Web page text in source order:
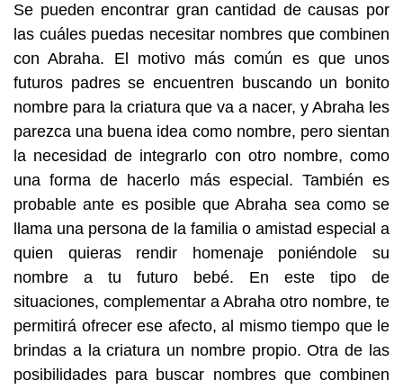
Se pueden encontrar gran cantidad de causas por
las cuáles puedas necesitar nombres que combinen
con Abraha. El motivo más común es que unos
futuros padres se encuentren buscando un bonito
nombre para la criatura que va a nacer, y Abraha les
parezca una buena idea como nombre, pero sientan
la necesidad de integrarlo con otro nombre, como
una forma de hacerlo más especial. También es
probable ante es posible que Abraha sea como se
llama una persona de la familia o amistad especial a
quien quieras rendir homenaje poniéndole su
nombre a tu futuro bebé. En este tipo de
situaciones, complementar a Abraha otro nombre, te
permitirá ofrecer ese afecto, al mismo tiempo que le
brindas a la criatura un nombre propio. Otra de las
posibilidades para buscar nombres que combinen